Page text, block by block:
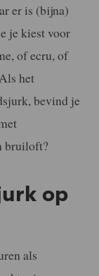
er is (bijna)
je kiest voor
of ecru, of
het
bevind je
bruiloft?
op
als